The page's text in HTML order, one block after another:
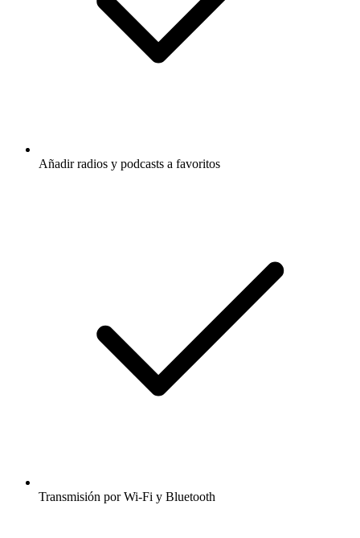
Añadir radios y podcasts a favoritos
Transmisión por Wi-Fi y Bluetooth